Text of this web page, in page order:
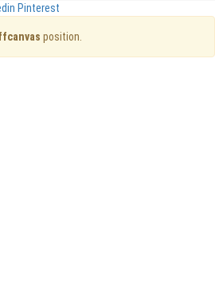
Pinterest
position.